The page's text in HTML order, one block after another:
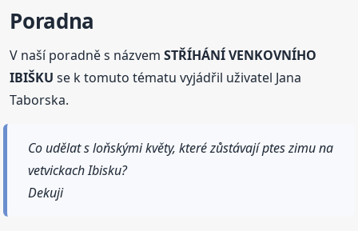
Poradna
V naší poradně s názvemSTŘÍHÁNÍ VENKOVNÍHO
IBIŠKU se k tomuto tématu vyjádřil uživatel Jana
Taborska.
Co udělat s loňskými květy, které zůstávají ptes zimu na
vetvickach Ibisku?
Dekuji